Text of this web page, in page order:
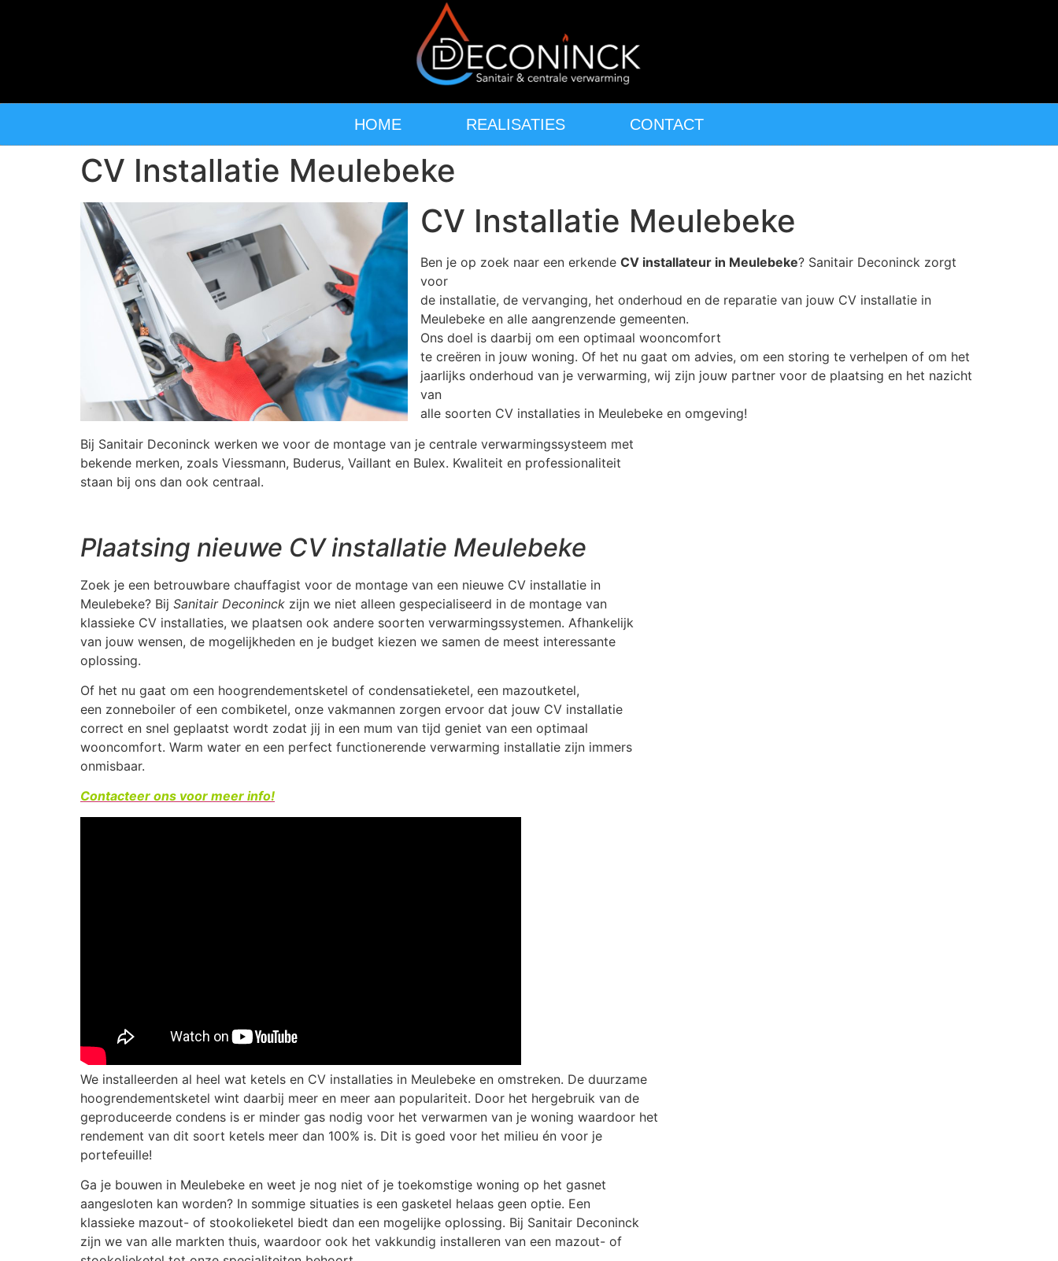
HOME REALISATIES CONTACT
CV Installatie Meulebeke
CV Installatie Meulebeke
Ben je op zoek naar een erkende CV installateur in Meulebeke? Sanitair Deconinck zorgt
voor
de installatie, de vervanging, het onderhoud en de reparatie van jouw CV installatie in
Meulebeke en alle aangrenzende gemeenten.
Ons doel is daarbij om een optimaal wooncomfort
te creëren in jouw woning. Of het nu gaat om advies, om een storing te verhelpen of om het
jaarlijks onderhoud van je verwarming, wij zijn jouw partner voor de plaatsing en het nazicht
van
alle soorten CV installaties in Meulebeke en omgeving!
Bij Sanitair Deconinck werken we voor de montage van je centrale verwarmingssysteem met
bekende merken, zoals Viessmann, Buderus, Vaillant en Bulex. Kwaliteit en professionaliteit
staan bij ons dan ook centraal.
Plaatsing nieuwe CV installatie Meulebeke
Zoek je een betrouwbare chauffagist voor de montage van een nieuwe CV installatie in
Meulebeke? Bij Sanitair Deconinck zijn we niet alleen gespecialiseerd in de montage van
klassieke CV installaties, we plaatsen ook andere soorten verwarmingssystemen. Afhankelijk
van jouw wensen, de mogelijkheden en je budget kiezen we samen de meest interessante
oplossing.
Of het nu gaat om een hoogrendementsketel of condensatieketel, een mazoutketel,
een zonneboiler of een combiketel, onze vakmannen zorgen ervoor dat jouw CV installatie
correct en snel geplaatst wordt zodat jij in een mum van tijd geniet van een optimaal
wooncomfort. Warm water en een perfect functionerende verwarming installatie zijn immers
onmisbaar.
Contacteer ons voor meer info!
We installeerden al heel wat ketels en CV installaties in Meulebeke en omstreken. De duurzame
hoogrendementsketel wint daarbij meer en meer aan populariteit. Door het hergebruik van de
geproduceerde condens is er minder gas nodig voor het verwarmen van je woning waardoor het
rendement van dit soort ketels meer dan 100% is. Dit is goed voor het milieu én voor je
portefeuille!
Ga je bouwen in Meulebeke en weet je nog niet of je toekomstige woning op het gasnet
aangesloten kan worden? In sommige situaties is een gasketel helaas geen optie. Een
klassieke mazout- of stookolieketel biedt dan een mogelijke oplossing. Bij Sanitair Deconinck
zijn we van alle markten thuis, waardoor ook het vakkundig installeren van een mazout- of